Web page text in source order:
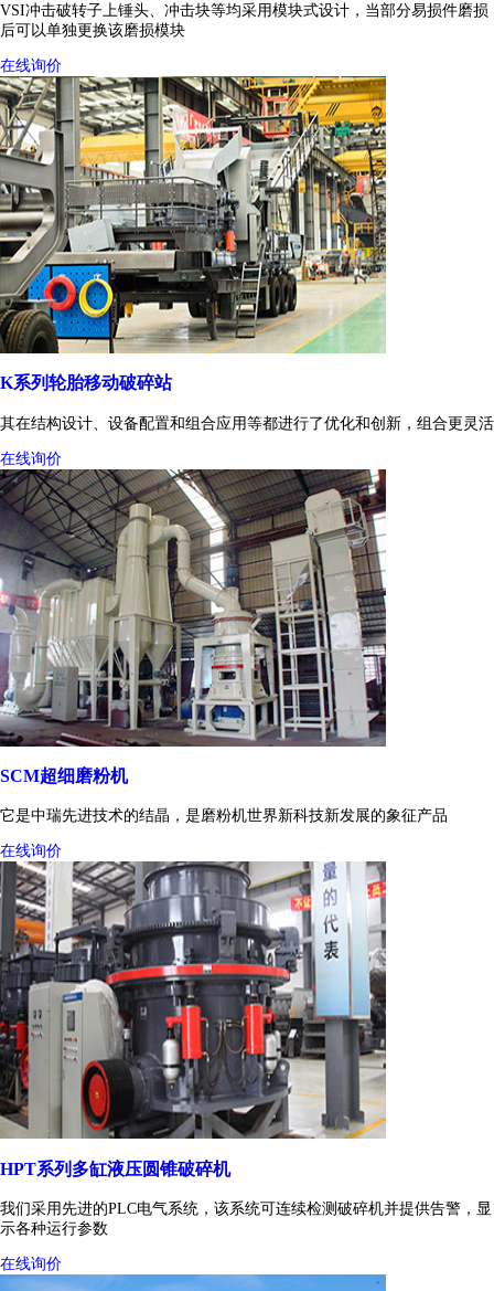
VSI冲击破转子上锤头、冲击块等均采用模块式设计，当部分易损件磨损
后可以单独更换该磨损模块
在线询价
K系列轮胎移动破碎站
其在结构设计、设备配置和组合应用等都进行了优化和创新，组合更灵活
在线询价
SCM超细磨粉机
它是中瑞先进技术的结晶，是磨粉机世界新科技新发展的象征产品
在线询价
HPT系列多缸液压圆锥破碎机
我们采用先进的PLC电气系统，该系统可连续检测破碎机并提供告警，显
示各种运行参数
在线询价